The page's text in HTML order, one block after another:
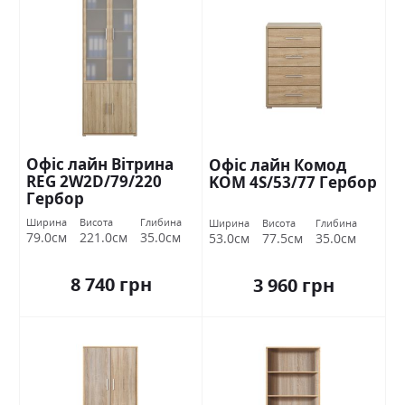
Офіс лайн Вітрина
REG 2W2D/79/220
Гербор
Ширина
79.0см
Висота
221.0см
Глибина
35.0см
8 740 грн
Офіс лайн Комод
KOМ 4S/53/77 Гербор
Ширина
53.0см
Висота
77.5см
Глибина
35.0см
3 960 грн